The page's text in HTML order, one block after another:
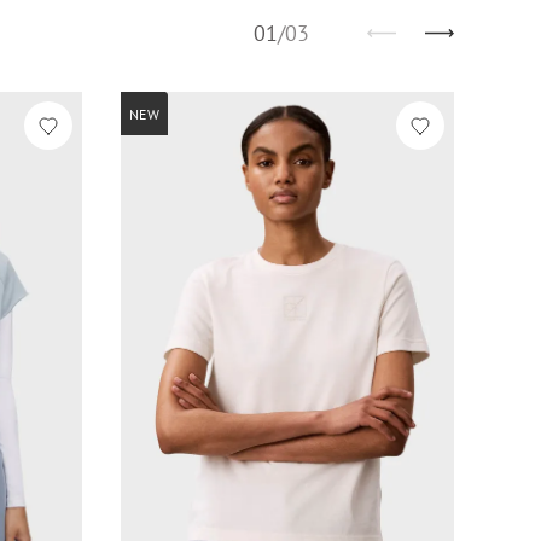
01/03
NEW